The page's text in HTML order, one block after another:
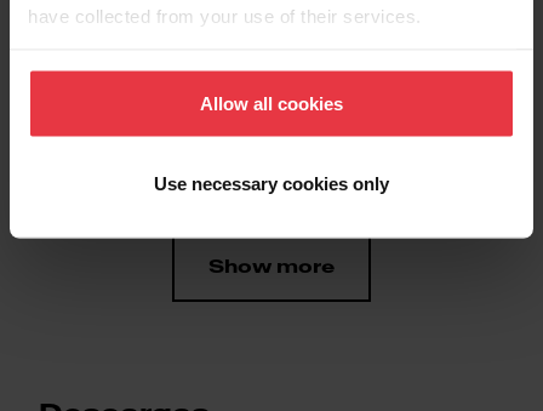
have collected from your use of their services.
Allow all cookies
Use necessary cookies only
Acabado Blanco / Cristal
Show more